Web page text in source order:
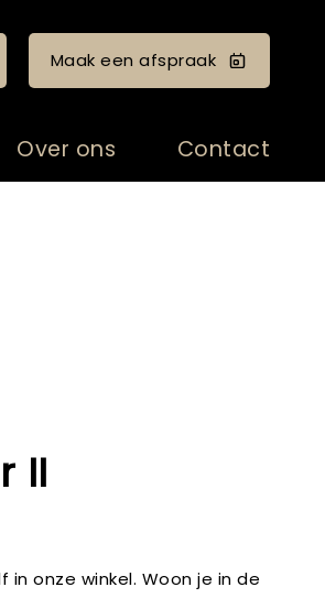
Maak een afspraak
Over ons Contact
II
in onze winkel. Woon je in de